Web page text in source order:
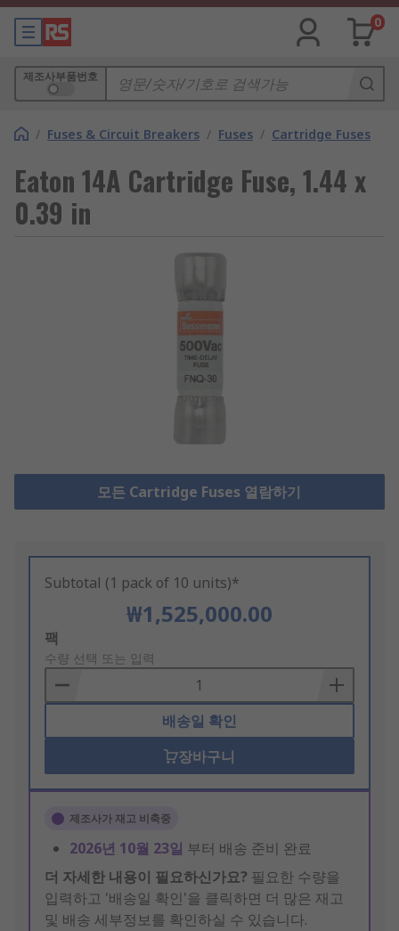
0
제조사부품번호
/ Fuses & Circuit Breakers / Fuses / Cartridge Fuses
Eaton 14A Cartridge Fuse, 1.44 x
0.39 in
모든 Cartridge Fuses 열람하기
Subtotal (1 pack of 10 units)*
₩1,525,000.00
Add
to
Basket
팩
수량 선택 또는 입력
배송일 확인
장바구니
제조사가 재고 비축중
2026년 10월 23일 부터 배송 준비 완료
더 자세한 내용이 필요하신가요? 필요한 수량을
입력하고 '배송일 확인'을 클릭하면 더 많은 재고
및 배송 세부정보를 확인하실 수 있습니다.